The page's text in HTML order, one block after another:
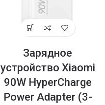
Зарядное
устройство Xiaomi
90W HyperCharge
Power Adapter (3-